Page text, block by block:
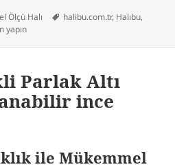
Ölçü Halı Etiketler
halibu.com.tr, Halıbu,
Gri Yumuşak Yüzeyli Kaymaz Makinede
yapın
Parlak Altı
ince
ile Mükemmel